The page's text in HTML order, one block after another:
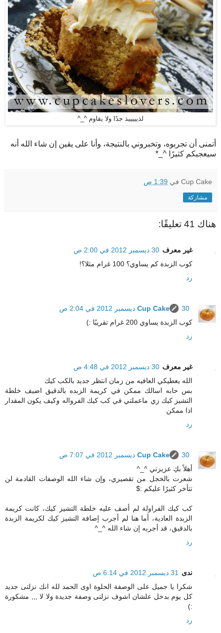
لذيييييذ جدًا ولا يقاوم ^_^
أتمنى أن تجربوه، وتخبروني بالنتيجة، وأنا على يقين إن شاء الله أنه
سيعجبكم كثيرًا ^_*
Cup Cake في 1:39 ص
مشاركة
هناك 41 تعليقًا:
غير معرف 30 ديسمبر 2012 في 2:00 ص
كوب الزبدة كم يساوي؟ 100 غرام مثلا؟!
رد
Cup Cake
30 ديسمبر 2012 في 2:04 ص
كوب الزبدة يساوي 200 غرام تقريبًا :)
رد
غير معرف 30 ديسمبر 2012 في 4:48 ص
الله يعطيكي العافيه من زمان انتظر جديد بالكب كيك
بس حابه اسالك ممكن في كريمة الزبده بالدقيق اضيف خلطة
التشيز كيك زي ماعملتي في كب كيك الفرواله وكيف يكون المقدار
اذا ممكن
رد
Cup Cake
30 ديسمبر 2012 في 7:07 ص
أهلاً بكِ عزيزتي ^_^
شعرت بالخجل من تقصيري، وإن شاء الله الوصفات القادمة لن
تتأخر كثيرًا عليكم :$
كب كيك الفراولة لم أضف عليه خلطة التشيز كيك، كانت كريمة
الزبدة العادية، أما هنا لم أجرب إضافة التشيز كيك لكريمة الزبدة
بالدقيق، قد أجربه إن شاء الله ^_^
رد
ندى
31 ديسمبر 2012 في 6:14 ص
شكرا يا جميل على الوصفة الحلوة اوى الحمد لله انك نزلتى جديد
كل يوم بدخل علشان اشوف نزلتى وصفة جديدة ولا لا ,,, مشكورة
:)
رد